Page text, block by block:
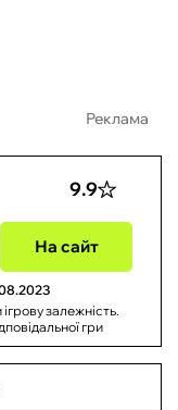
Реклама
9.9
На сайт
залежність.
гри